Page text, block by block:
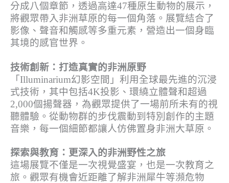
分成八個章節，透過高達47種原生動物的展示，
將觀眾帶入非洲草原的每一個角落。展覽結合了
影像、聲音和觸感等多重元素，營造出一個身臨
其境的感官世界。
技術創新：打造真實的非洲原野
「Illuminarium幻影空間」利用全球最先進的沉浸
式技術，其中包括4K投影、環繞立體聲和超過
2,000個揚聲器，為觀眾提供了一場前所未有的視
聽體驗。從動物群的步伐震動到特別創作的主題
音樂，每一個細節都讓人仿佛置身非洲大草原。
探索與教育：更深入的非洲野性之旅
這場展覽不僅是一次視覺盛宴，也是一次教育之
旅。觀眾有機會近距離了解非洲犀牛等瀕危物